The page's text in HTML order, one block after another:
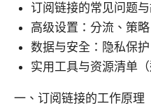
订阅链接的常见问题
高级设置：分流、策
数据与安全：隐私保
实用工具与资源清单（
一、订阅链接的工作原理